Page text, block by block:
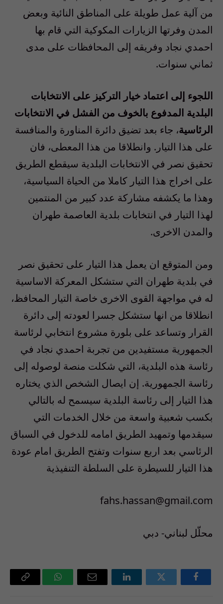
من آلية عمل طويلة على المناطق النائية وبعض
المدن وفرتها الزيارات المكوكية التي قام بها
احمدي نجاد وفريقه إلى المحافظات على مدى
ثماني سنوات.
اللجوء إلى اعتماد خيار التركيز على الانتخابات
البلدية المدفوع بالخوف من الفشل في الانتخابات
الرئاسية، جاء بعد تضيق دائرة المناورة والمنافسة
على هذا التيار. وانطلاقا من هذا المعطى، فان
تحقيق نصر في الانتخابات البلدية سيقطع الطريق
على اخراج هذا التيار كاملا من الحياة السياسية،
وهذا ما يكشفه مشاركة عدد كبير من المنتمين
لهذا التيار في انتخابات بلدية العاصمة طهران
والمدن الاخرى.
ومن المتوقع ان يعمل هذا التيار على تحقيق نصر
في بلدية طهران التي ستشكل المعركة الاساسية
له في مواجهة القوى الاخرى خاصة التيار المحافظ،
انطلاقا من انها ستشكل جسرا لعودته إلى دائرة
القرار وتساعد على بلورة مشروع انتخابي لرئاسة
الجمهورية مستفيدين من تجربة احمدي نجاد في
رئاسة هذه البلدية، التي شكلت منصة لوصوله إلى
رئاسة الجمهورية. إن ايصال الشخص الذي يختاره
هذا التيار إلى رئاسة البلدية سيسمح له بالتالي
بكسب شعبية واسعة من خلال الخدمات التي
سيقدمها وتمهيد الطريق امامه للدخول في السباق
الرئاسي بعد اربع سنوات وتفتح الطريق امام عودة
هذا التيار للسيطرة على السلطة التنفيذية
fahs.hassan@gmail.com
محلّل لبناني- دبي
فيسبوك تويتر لينكدإن
البريد
واتساب Copy